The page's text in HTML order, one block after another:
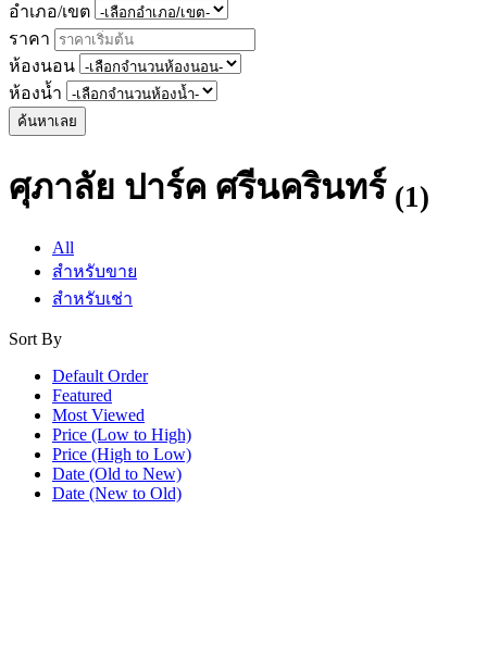
อำเภอ/เขต
ราคา
ห้องนอน
ห้องน้ำ
ค้นหาเลย
ศุภาลัย ปาร์ค ศรีนครินทร์ (1)
All
สำหรับขาย
สำหรับเช่า
Sort By
Default Order
Featured
Most Viewed
Price (Low to High)
Price (High to Low)
Date (Old to New)
Date (New to Old)